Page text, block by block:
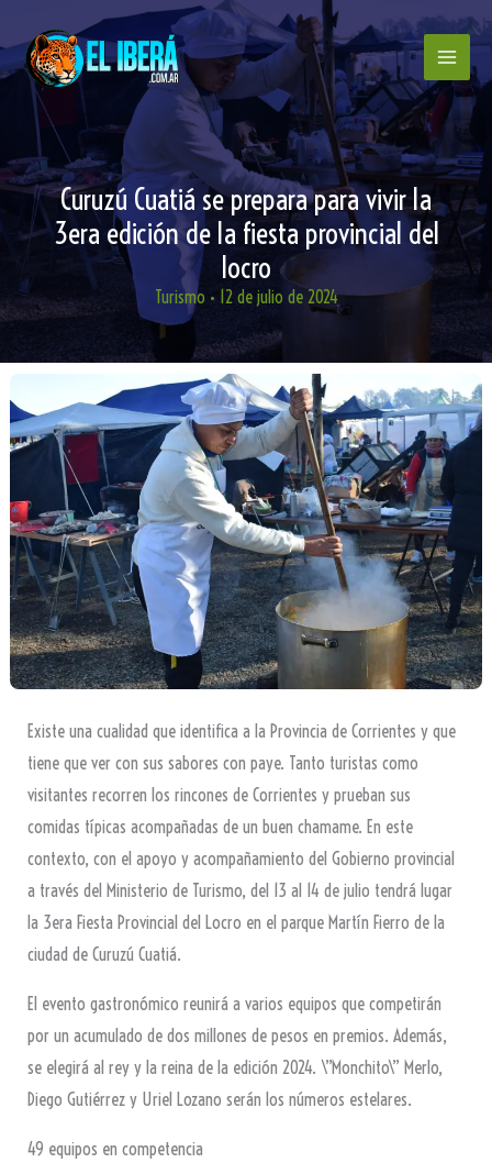
al
contenido
Curuzú Cuatiá se prepara para vivir la
3era edición de la fiesta provincial del
locro
Turismo • 12 de julio de 2024
Existe una cualidad que identifica a la Provincia de Corrientes y que
tiene que ver con sus sabores con paye. Tanto turistas como
visitantes recorren los rincones de Corrientes y prueban sus
comidas típicas acompañadas de un buen chamame. En este
contexto, con el apoyo y acompañamiento del Gobierno provincial
a través del Ministerio de Turismo, del 13 al 14 de julio tendrá lugar
la 3era Fiesta Provincial del Locro en el parque Martín Fierro de la
ciudad de Curuzú Cuatiá.
El evento gastronómico reunirá a varios equipos que competirán
por un acumulado de dos millones de pesos en premios. Además,
se elegirá al rey y la reina de la edición 2024. \”Monchito\” Merlo,
Diego Gutiérrez y Uriel Lozano serán los números estelares.
49 equipos en competencia